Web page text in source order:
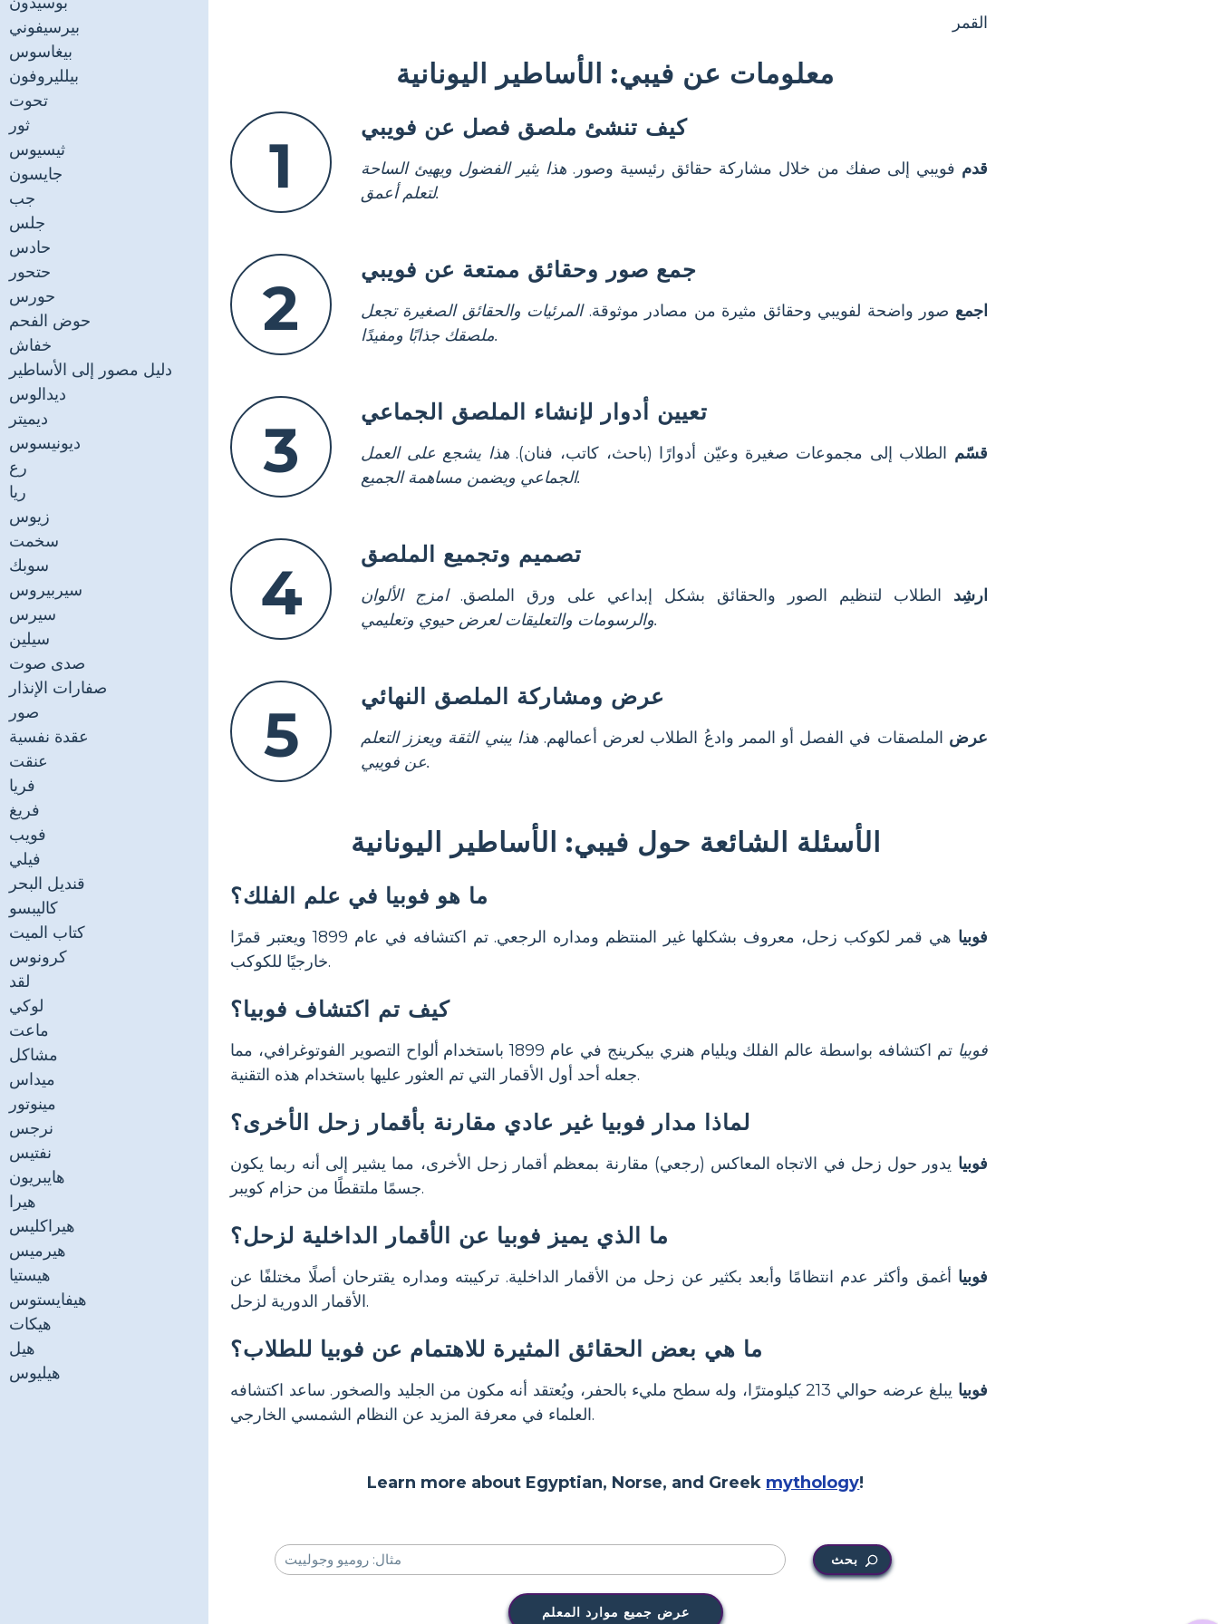
بيرسيفوني
بيغاسوس
بيلليروفون
تحوت
ثور
ثيسيوس
جايسون
جب
جلس
حادس
حتحور
حورس
حوض الفحم
خفاش
دليل مصور إلى الأساطير
ديدالوس
ديميتر
ديونيسوس
رع
ريا
زيوس
سخمت
سوبك
سيربيروس
سيرس
سيلين
صدى صوت
صفارات الإنذار
صور
عقدة نفسية
عنقت
فريا
فريغ
فويب
فيلي
قنديل البحر
كاليبسو
كتاب الميت
كرونوس
لقد
لوكي
ماعت
مشاكل
ميداس
مينوتور
نرجس
نفتيس
هايبريون
هيرا
هيراكليس
هيرميس
هيستيا
هيفايستوس
هيكات
هيل
هيليوس
القمر
معلومات عن فيبي: الأساطير اليونانية
1
كيف تنشئ ملصق فصل عن فويبي
قدم فويبي إلى صفك من خلال مشاركة حقائق رئيسية وصور. هذا يثير الفضول ويهيئ الساحة
لتعلم أعمق.
2
جمع صور وحقائق ممتعة عن فويبي
اجمع صور واضحة لفويبي وحقائق مثيرة من مصادر موثوقة.المرئيات والحقائق الصغيرة تجعل
ملصقك جذابًا ومفيدًا.
3
تعيين أدوار لإنشاء الملصق الجماعي
قسّم الطلاب إلى مجموعات صغيرة وعيّن أدوارًا (باحث، كاتب، فنان).هذا يشجع على العمل
الجماعي ويضمن مساهمة الجميع.
4
تصميم وتجميع الملصق
ارشِد الطلاب لتنظيم الصور والحقائق بشكل إبداعي على ورق الملصق.امزج الألوان
والرسومات والتعليقات لعرض حيوي وتعليمي.
5
عرض ومشاركة الملصق النهائي
عرض الملصقات في الفصل أو الممر وادعُ الطلاب لعرض أعمالهم.هذا يبني الثقة ويعزز التعلم
عن فويبي.
الأسئلة الشائعة حول فيبي: الأساطير اليونانية
ما هو فوبيا في علم الفلك؟
فوبيا
هي قمر لكوكب زحل، معروف بشكلها غير المنتظم ومداره الرجعي. تم اكتشافه في عام 1899 ويعتبر قمرًا
خارجيًا للكوكب.
كيف تم اكتشاف فوبيا؟
فوبيا
تم اكتشافه بواسطة عالم الفلك ويليام هنري بيكرينج في عام 1899 باستخدام ألواح التصوير الفوتوغرافي، مما
جعله أحد أول الأقمار التي تم العثور عليها باستخدام هذه التقنية.
لماذا مدار فوبيا غير عادي مقارنة بأقمار زحل الأخرى؟
فوبيا يدور حول زحل في الاتجاه المعاكس (رجعي) مقارنة بمعظم أقمار زحل الأخرى، مما يشير إلى أنه ربما يكون
جسمًا ملتقطًا من حزام كويبر.
ما الذي يميز فوبيا عن الأقمار الداخلية لزحل؟
فوبيا أغمق وأكثر عدم انتظامًا وأبعد بكثير عن زحل من الأقمار الداخلية. تركيبته ومداره يقترحان أصلًا مختلفًا عن
الأقمار الدورية لزحل.
ما هي بعض الحقائق المثيرة للاهتمام عن فوبيا للطلاب؟
فوبيا
يبلغ عرضه حوالي 213 كيلومترًا، وله سطح مليء بالحفر، ويُعتقد أنه مكون من الجليد والصخور. ساعد اكتشافه
العلماء في معرفة المزيد عن النظام الشمسي الخارجي.
Learn more about Egyptian, Norse, and Greek mythology!
بحث
عرض جميع موارد المعلم